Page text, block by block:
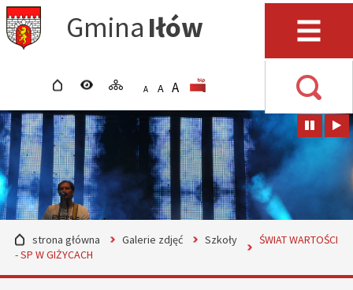
Przejdź do głównego
menu
Przejdź do treści
Przejdź do wyszukiwarki
Przejdź do mapy serwisu
Gmina Iłów Menu
strona głównawersja kontrastowa
mapa serwisu
APOMNIEJSZ CZCIONKĘ
A STANDARDOWY ROZMIAR
A POWIĘKSZ CZCIONKĘ
rozmiar czcionki
strona główna Galerie zdjęć Szkoły
ŚWIAT WARTOŚCI
- SP W GIŻYCACH